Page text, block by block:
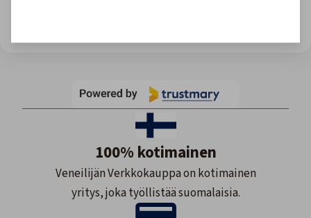
100% kotimainen
Veneilijän Verkkokauppa on kotimainen
yritys, joka työllistää suomalaisia.